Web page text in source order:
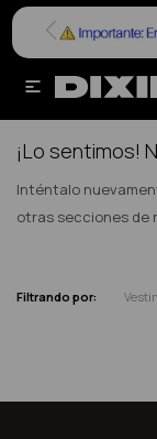

NO SE
¡Lo sentimos!
Inténtalo
otras secciones de
Filtrando por: